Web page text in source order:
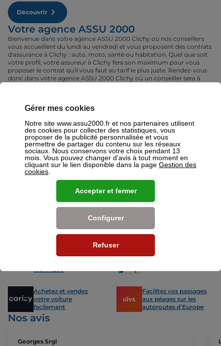
Découvrir
Votre agence ASSU 2000
Bienvenue dans votre agence ASSU 2000 Clichy où nos conseillers
vous accueillent du lundi au vendredi et vous proposent des contrats
d'assurance à Clichy : auto, moto, santé ou habitation. Quel que soit
votre profil, votre assureur à Clichy fera son maximum pour vous
proposer le contrat qu'il vous faut au tarif le plus juste. Rendez-vous
donc dans votre agence ASSU 2000 Clichy où un conseiller sera à
Nos offres pour les particuliers
Assurance Auto
Des tarifs adaptés à tous les profils
de conducteurs. Jeunes permis,
conducteurs expérimentés,
-15% sur votre
technique
Votre carte grise en
Achetez et vendez
votre voiture
facilement
Facilitez vos passages
aux péages sur les
autoroutes d’Europe
Nos avis
Georges Srgi
Gérer mes cookies
Notre site www.assu2000.fr et nos partenaires utilisent
des cookies pour collecter des statistiques, vous
proposer de la publicité personnalisée et vous
permettre de partager du contenu sur les réseaux
sociaux. Nous conservons votre choix pendant 13
mois. Vous pouvez changer d’avis à tout moment en
cliquant sur le lien disponible dans la page Gestion des
cookies
Refuser
Configurer
Accepter et fermer